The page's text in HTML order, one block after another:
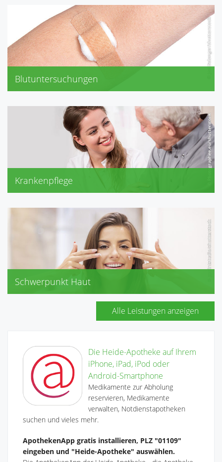
BMI (Body-Mass-Index)
Blutuntersuchungen
Krankenpflege
Kompressionsstrümpfe
Schwerpunkt Haut
Olivenölpflege (Medipharma)
Alle Leistungen anzeigen
Die Heide-Apotheke auf Ihrem
iPhone, iPad, iPod oder
Android-Smartphone
Medikamente zur Abholung
reservieren, Medikamente
verwalten, Notdienstapotheken
suchen und vieles mehr.
ApothekenApp gratis installieren, PLZ "01109"
eingeben und "Heide-Apotheke" auswählen.